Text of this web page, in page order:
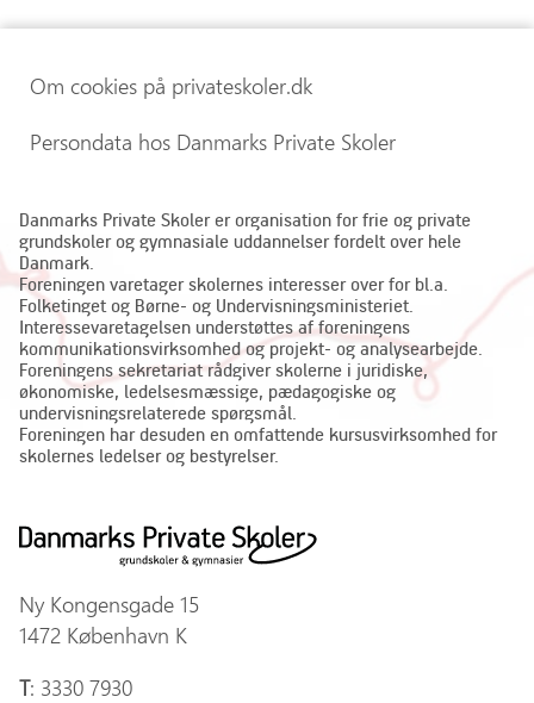
Om cookies på privateskoler.dk
Persondata hos Danmarks Private Skoler
Danmarks Private Skoler er organisation for frie og private
grundskoler og gymnasiale uddannelser fordelt over hele
Danmark.
Foreningen varetager skolernes interesser over for bl.a.
Folketinget og Børne- og Undervisningsministeriet.
Interessevaretagelsen understøttes af foreningens
kommunikationsvirksomhed og projekt- og analysearbejde.
Foreningens sekretariat rådgiver skolerne i juridiske,
økonomiske, ledelsesmæssige, pædagogiske og
undervisningsrelaterede spørgsmål.
Foreningen har desuden en omfattende kursusvirksomhed for
skolernes ledelser og bestyrelser.
Ny Kongensgade 15
1472 København K
T: 3330 7930